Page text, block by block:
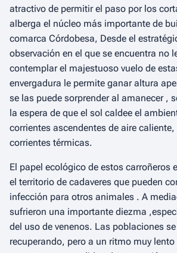
atractivo de permitir el paso por los
alberga el núcleo más importante de
comarca Córdobesa, Desde el
observación en el que se encuentra no
contemplar el majestuoso vuelo de
envergadura le permite ganar altura
se las puede sorprender al amanecer ,
la espera de que el sol caldee el
corrientes ascendentes de aire
corrientes térmicas.
El papel ecológico de estos carroñeros
el territorio de cadaveres que pueden
infección para otros animales . A
sufrieron una importante diezma
del uso de venenos. Las poblaciones
recuperando, pero a un ritmo muy